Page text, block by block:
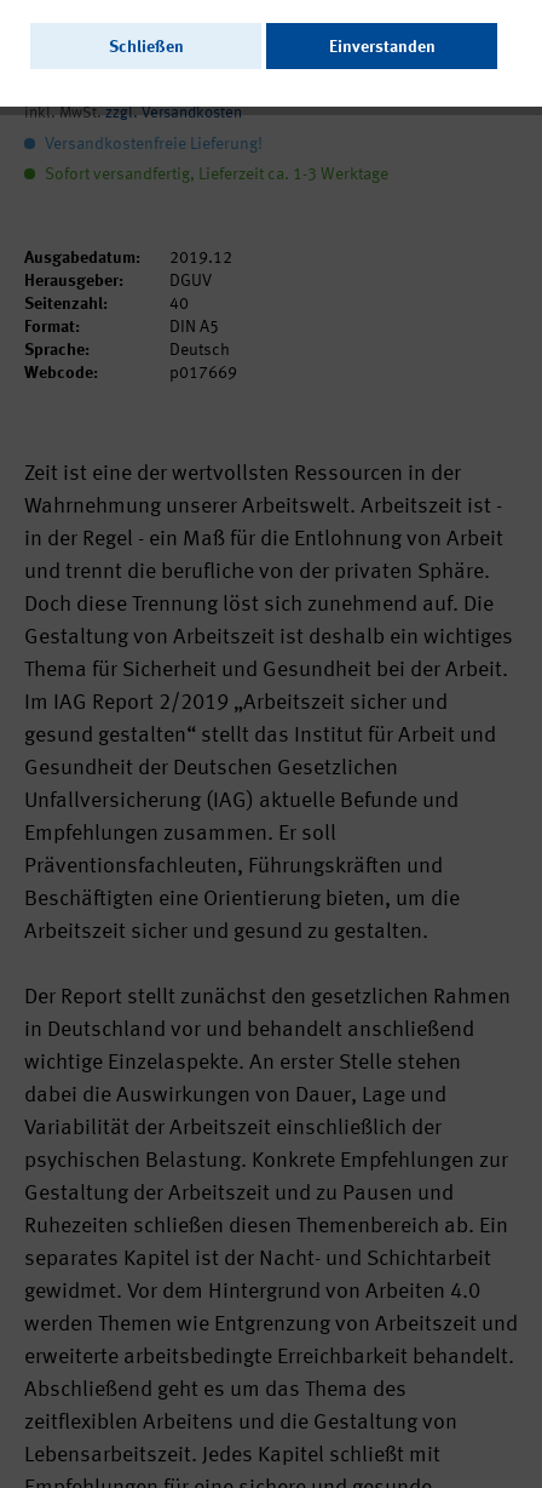
gesund gestalten
inkl. MwSt. zzgl. Versandkosten
Versandkostenfreie Lieferung!
Sofort versandfertig, Lieferzeit ca. 1-3 Werktage
Ausgabedatum:
2019.12
Herausgeber:
DGUV
Seitenzahl:
40
Format:
DIN A5
Sprache:
Deutsch
Webcode:
p017669
Zeit ist eine der wertvollsten Ressourcen in der
Wahrnehmung unserer Arbeitswelt. Arbeitszeit ist -
in der Re­gel - ein Maß für die Entlohnung von Ar­beit
und trennt die be­rufliche von der privaten Sphäre.
Doch diese Trennung löst sich zunehmend auf. Die
Gestaltung von Arbeitszeit ist deshalb ein wichtiges
Thema für Sicherheit und Gesundheit bei der Arbeit.
Im IAG Report 2/2019 „Arbeitszeit sicher und
gesund gestalten“ stellt das Institut für Arbeit und
Gesundheit der Deutschen Gesetzlichen
Unfallversicherung (IAG) aktuelle Befunde und
Empfehlungen zusammen. Er soll
Präventionsfachleuten, Führungs­kräften und
Beschäftigten eine Orientierung bieten, um die
Arbeits­zeit sicher und gesund zu gestalten.
Der Report stellt zunächst den gesetzlichen Rahmen
in Deutschland vor und behandelt anschließend
wich­tige Einzelaspekte. An erster Stelle stehen
dabei die Auswirkungen von Dauer, Lage und
Variabilität der Arbeitszeit einschließlich der
psychischen Belastung. Konkrete Empfehlungen zur
Gestaltung der Arbeitszeit und zu Pausen und
Ruhezeiten schließen diesen Themenbereich ab. Ein
separates Kapitel ist der Nacht- und Schichtarbeit
gewidmet. Vor dem Hintergrund von Arbeiten 4.0
werden Themen wie Entgren­zung von Arbeitszeit und
erweiterte arbeitsbedingte Erreichbarkeit behandelt.
Abschließend geht es um das Thema des
zeitflexiblen Arbeitens und die Gestaltung von
Lebensarbeitszeit. Jedes Kapitel schließt mit
Schließen Einverstanden